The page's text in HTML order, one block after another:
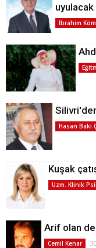
uyulacak
İbrahim
Hasan Baki
Kuşak
Uzm. Klinik
Arif olan
Cemil Kenar